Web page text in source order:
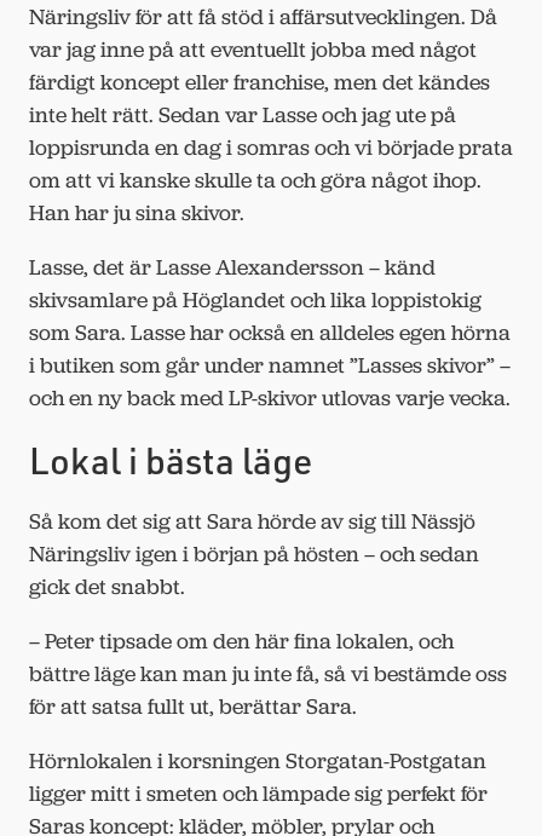
Näringsliv för att få stöd i affärsutvecklingen. Då
var jag inne på att eventuellt jobba med något
färdigt koncept eller franchise, men det kändes
inte helt rätt. Sedan var Lasse och jag ute på
loppisrunda en dag i somras och vi började prata
om att vi kanske skulle ta och göra något ihop.
Han har ju sina skivor.
Lasse, det är Lasse Alexandersson – känd
skivsamlare på Höglandet och lika loppistokig
som Sara. Lasse har också en alldeles egen hörna
i butiken som går under namnet ”Lasses skivor” ­–
och en ny back med LP-skivor utlovas varje vecka.
Lokal i bästa läge
Så kom det sig att Sara hörde av sig till Nässjö
Näringsliv igen i början på hösten – och sedan
gick det snabbt.
– Peter tipsade om den här fina lokalen, och
bättre läge kan man ju inte få, så vi bestämde oss
för att satsa fullt ut, berättar Sara.
Hörnlokalen i korsningen Storgatan-Postgatan
ligger mitt i smeten och lämpade sig perfekt för
Saras koncept: kläder, möbler, prylar och